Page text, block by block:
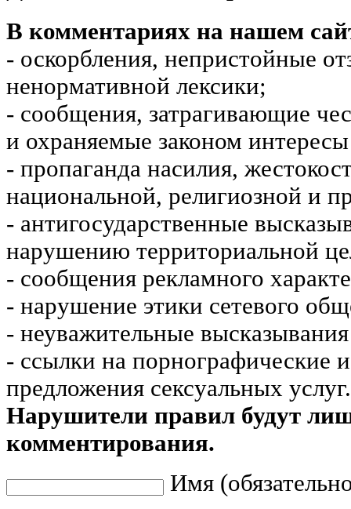
В комментариях на нашем
- оскорбления, непристойные
ненормативной лексики;
- сообщения, затрагивающие
и охраняемые законом
- пропаганда насилия,
национальной, религиозной и
- антигосударственные
нарушению территориальной
- сообщения рекламного
- нарушение этики сетевого
- неуважительные
- ссылки на порнографические
предложения сексуальных услуг.
Нарушители правил будут
комментирования.
Имя